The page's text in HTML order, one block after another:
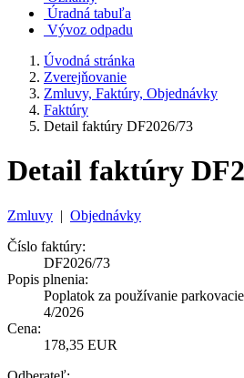
Úradná tabuľa
Vývoz odpadu
Úvodná stránka
Zverejňovanie
Zmluvy, Faktúry, Objednávky
Faktúry
Detail faktúry DF2026/73
Detail faktúry
Zmluvy | Objednávky
Číslo faktúry:
DF2026/73
Popis plnenia:
Poplatok za používanie
4/2026
Cena:
178,35 EUR